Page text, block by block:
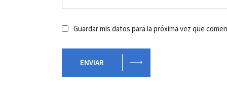
Guardar mis datos para la próxima vez que
ENVIAR